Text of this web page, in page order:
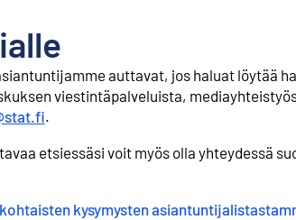
auttavat, jos haluat löytää
viestintäpalveluista,
.
etsiessäsi voit myös olla yhteydessä
kysymysten